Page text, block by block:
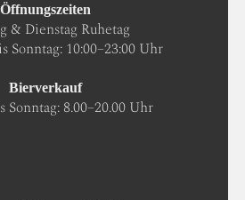
Öffnungszeiten
& Dienstag Ruhetag
Sonntag: 10:00–23:00 Uhr
Bierverkauf
Sonntag: 8.00–20.00 Uhr